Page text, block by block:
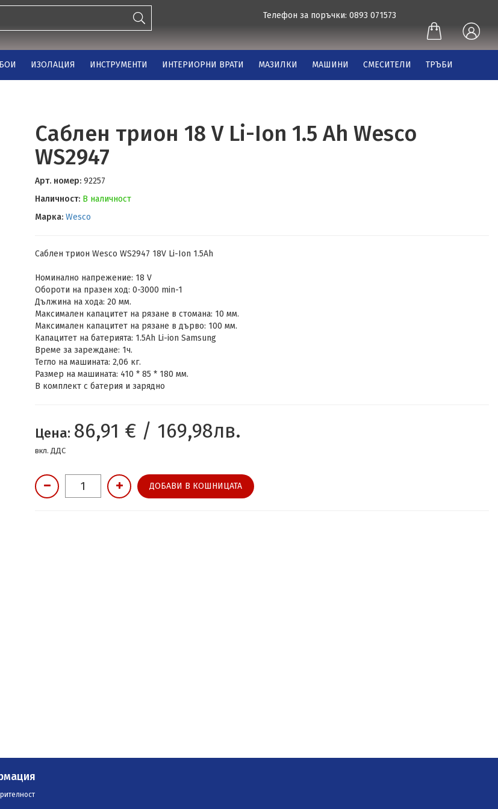
Телефон за поръчки: 0893 071573
БОИ ИЗОЛАЦИЯ ИНСТРУМЕНТИ ИНТЕРИОРНИ ВРАТИ МАЗИЛКИ МАШИНИ СМЕСИТЕЛИ ТРЪБИ
Саблен трион 18 V Li-Ion 1.5 Ah Wesco
WS2947
Арт. номер: 92257
Наличност: В наличност
Марка: Wesco
Саблен трион Wesco WS2947 18V Li-Ion 1.5Ah
Номинално напрежение: 18 V
Обороти на празен ход: 0-3000 min-1
Дължина на хода: 20 мм.
Максимален капацитет на рязане в стомана: 10 мм.
Максимален капацитет на рязане в дърво: 100 мм.
Капацитет на батерията: 1.5Ah Li-ion Samsung
Време за зареждане: 1ч.
Тегло на машината: 2,06 кг.
Размер на машината: 410 * 85 * 180 мм.
В комплект с батерия и зарядно
Цена: 86,91 € / 169,98лв.
вкл. ДДС
ДОБАВИ В КОШНИЦАТА